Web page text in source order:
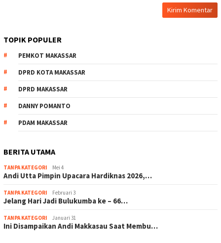
TOPIK POPULER
PEMKOT MAKASSAR
DPRD KOTA MAKASSAR
DPRD MAKASSAR
DANNY POMANTO
PDAM MAKASSAR
BERITA UTAMA
TANPA KATEGORI Mei 4
Andi Utta Pimpin Upacara Hardiknas 2026,…
TANPA KATEGORI Februari 3
Jelang Hari Jadi Bulukumba ke – 66…
TANPA KATEGORI Januari 31
Ini Disampaikan Andi Makkasau Saat Membu…